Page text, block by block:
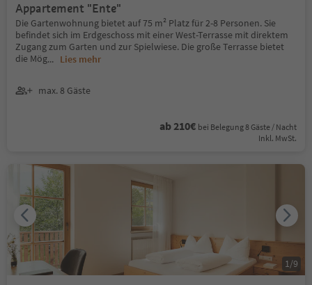
Appartement "Ente"
Die Gartenwohnung bietet auf 75 m² Platz für 2-8 Personen. Sie
befindet sich im Erdgeschoss mit einer West-Terrasse mit direktem
Zugang zum Garten und zur Spielwiese. Die große Terrasse bietet
die Mög... Lies mehr
max. 8 Gäste
ab 210€ bei Belegung 8 Gäste / Nacht
Inkl. MwSt.
1 /9